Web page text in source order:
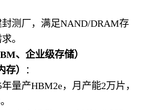
测厂，满足NAND/DRAM存
。
、企业级存储）
）
：
量产HBM2e，月产能2万片，